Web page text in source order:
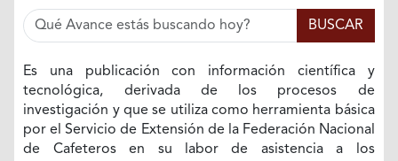
Es una publicación con información científica y
tecnológica, derivada de los procesos de
investigación y que se utiliza como herramienta básica
por el Servicio de Extensión de la Federación Nacional
de Cafeteros en su labor de asistencia a los